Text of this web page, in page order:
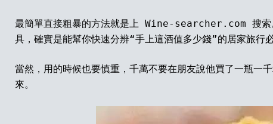
最簡單直接粗暴的方法就是上 Wine-searcher.com 搜
具，確實是能幫你快速分辨“手上這酒值多少錢”的居家旅行
當然，用的時候也要慎重，千萬不要在朋友說他買了一瓶一
來。